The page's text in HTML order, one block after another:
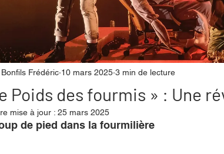
Annuaire Théâtre - Musée Hommage
Poids des fourmis » : Une
Bonfils Frédéric 10 mars 2025 3 min de lecture
mise à jour : 25 mars 2025
de pied dans la fourmilière